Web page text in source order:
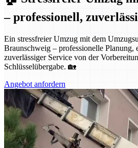
– professionell,
Ein stressfreier Umzug mit dem
Braunschweig – professionelle Planung,
zuverlässiger Service von der
Schlüsselübergabe. 🏡
Angebot anfordern